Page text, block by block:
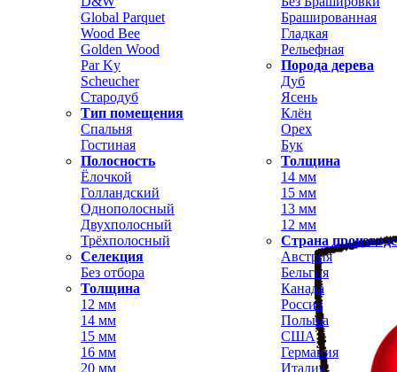
Global Parquet
Wood Bee
Golden Wood
Par Ky
Scheucher
Стародуб
Тип помещения
Спальня
Гостиная
Полосность
Ёлочкой
Голландский
Однополосный
Двухполосный
Трёхполосный
Селекция
Без отбора
Брашированная
Гладкая
Рельефная
Порода дерева
Дуб
Ясень
Клён
Орех
Бук
Толщина
14 мм
15 мм
13 мм
12 мм
Страна
Австрия
Бельгия
Толщина
12 мм
14 мм
15 мм
16 мм
20 мм
Канада
Россия
Польша
США
Германия
Италия